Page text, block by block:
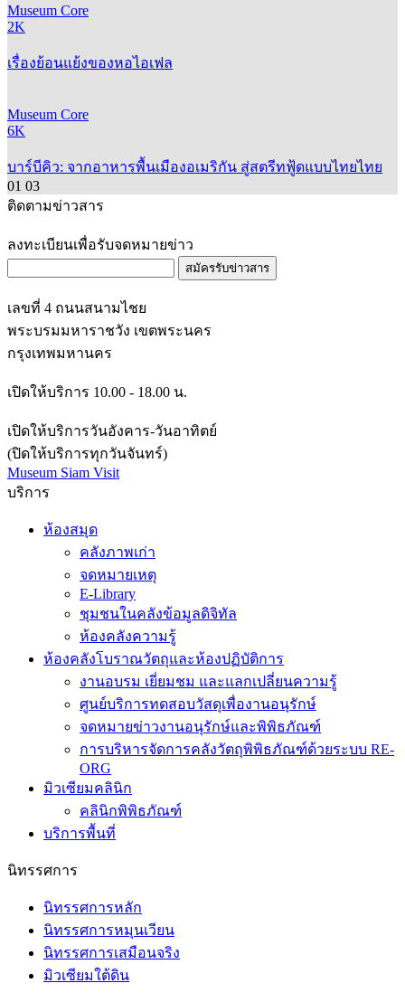
Museum Core
2K
เรื่องย้อนแย้งของหอไอเฟล
Museum Core
6K
บาร์บีคิว: จากอาหารพื้นเมืองอเมริกัน สู่สตรีทฟู้ดแบบไทยไทย
01 03
ติดตามข่าวสาร
ลงทะเบียนเพื่อรับจดหมายข่าว
สมัครรับข่าวสาร
เลขที่ 4 ถนนสนามไชย
พระบรมมหาราชวัง เขตพระนคร
กรุงเทพมหานคร
เปิดให้บริการ 10.00 - 18.00 น.
เปิดให้บริการวันอังคาร-วันอาทิตย์
(ปิดให้บริการทุกวันจันทร์)
Museum Siam Visit
บริการ
ห้องสมุด
คลังภาพเก่า
จดหมายเหตุ
E-Library
ชุมชนในคลังข้อมูลดิจิทัล
ห้องคลังความรู้
ห้องคลังโบราณวัตถุและห้องปฏิบัติการ
งานอบรม เยี่ยมชม และแลกเปลี่ยนความรู้
ศูนย์บริการทดสอบวัสดุเพื่องานอนุรักษ์
จดหมายข่าวงานอนุรักษ์และพิพิธภัณฑ์
การบริหารจัดการคลังวัตถุพิพิธภัณฑ์ด้วยระบบ RE-
ORG
มิวเซียมคลินิก
คลินิกพิพิธภัณฑ์
บริการพื้นที่
นิทรรศการ
นิทรรศการหลัก
นิทรรศการหมุนเวียน
นิทรรศการเสมือนจริง
มิวเซียมใต้ดิน